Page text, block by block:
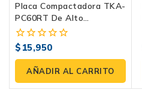
Placa Compactadora TKA-
PC60RT De Alto
Rendimiento Con Motor
RATO 7 HP
0
fuera
5
$ 15,950
AÑADIR AL CARRITO